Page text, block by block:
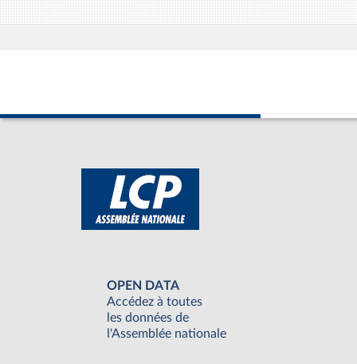
OPEN DATA
Accédez à toutes
les données de
l'Assemblée nationale